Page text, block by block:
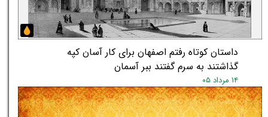
داستان کوتاه رفتم اصفهان برای کار آسان کپه
گذاشتند به سرم گفتند ببر آسمان
۱۴ مرداد ۰۵